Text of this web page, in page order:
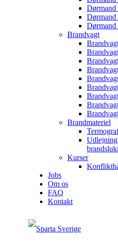
Dørmand
Dørmand
Brandvagt
Brandmateriel
Kurser
Jobs
Om os
FAQ
Kontakt